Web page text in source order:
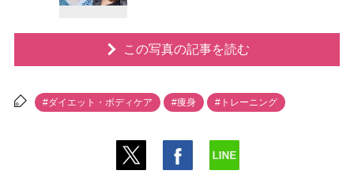
この写真の記事を読む
#ダイエット・ボディケア #痩身 #トレーニング